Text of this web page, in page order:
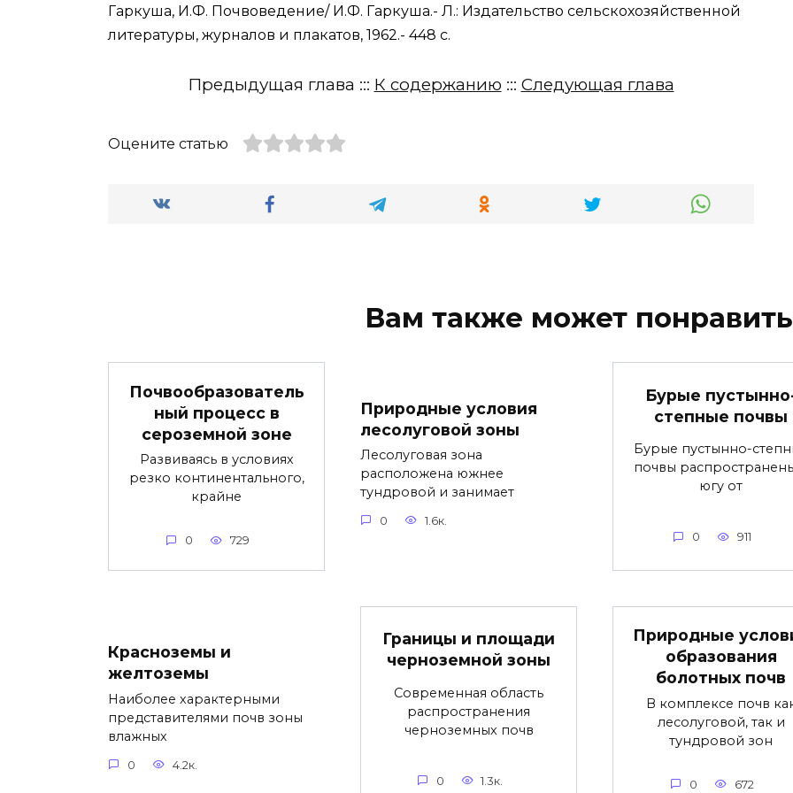
Гаркуша, И.Ф. Почвоведение/ И.Ф. Гаркуша.- Л.: Издательство сельскохозяйственной
литературы, журналов и плакатов, 1962.- 448 с.
Предыдущая глава ::: К содержанию ::: Следующая глава
Оцените статью
Вам также может
Почвообразователь
ный процесс в
сероземной зоне
Развиваясь в условиях
резко континентального,
крайне
0 729
Природные условия
лесолуговой зоны
Лесолуговая зона
расположена южнее
тундровой и занимает
0 1.6к.
Бурые
степные почвы
Бурые пустынно-
почвы
югу от
0 911
Красноземы и
желтоземы
Наиболее характерными
представителями почв зоны
влажных
0 4.2к.
Границы и площади
черноземной зоны
Современная область
распространения
черноземных почв
0 1.3к.
Природные
образования
болотных почв
В комплексе почв
лесолуговой, так и
тундровой зон
0 672